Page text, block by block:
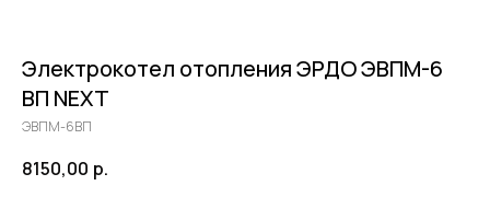
Электрокотел отопления ЭРДО ЭВПМ-6
ВП NEXT
ЭВПМ-6ВП
8150,00 р.